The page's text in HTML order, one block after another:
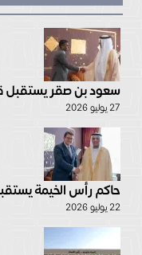
سعود بن صقر يستقبل
27 يوليو 2026
حاكم رأس الخيمة
22 يوليو 2026